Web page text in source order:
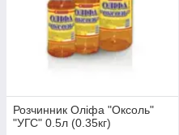
Розчинник Оліфа "Оксоль"
"УГС" 0.5л (0.35кг)